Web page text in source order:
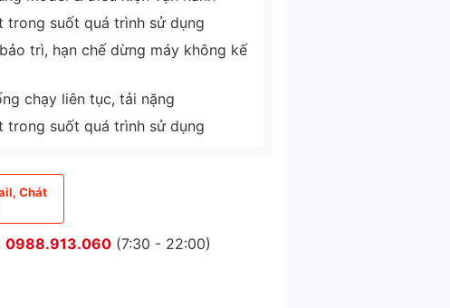
trong suốt quá trình sử dụng
trì, hạn chế dừng máy không kế
chạy liên tục, tải nặng
trong suốt quá trình sử dụng
Chát
0988.913.060 (7:30 - 22:00)